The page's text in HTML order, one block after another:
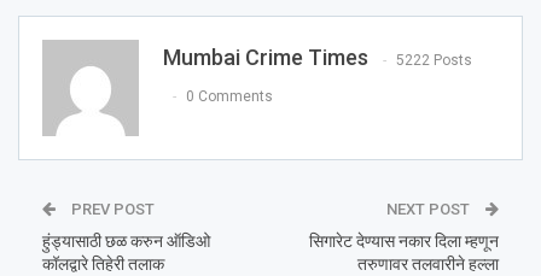
Mumbai Crime Times 5222 Posts
0 Comments
PREV POST
हुंड्यासाठी छळ करुन ऑडिओ
कॉलद्वारे तिहेरी तलाक
NEXT POST
सिगारेट देण्यास नकार दिला म्हणून
तरुणावर तलवारीने हल्ला